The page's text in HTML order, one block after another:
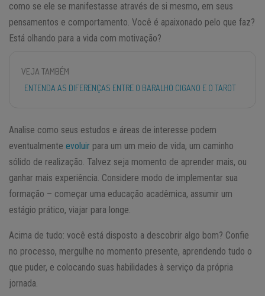
como se ele se manifestasse através de si mesmo, em seus
pensamentos e comportamento. Você é apaixonado pelo que faz?
Está olhando para a vida com motivação?
VEJA TAMBÉM
ENTENDA AS DIFERENÇAS ENTRE O BARALHO CIGANO E O TAROT
Analise como seus estudos e áreas de interesse podem
eventualmente evoluir para um um meio de vida, um caminho
sólido de realização. Talvez seja momento de aprender mais, ou
ganhar mais experiência. Considere modo de implementar sua
formação – começar uma educação acadêmica, assumir um
estágio prático, viajar para longe.
Acima de tudo: você está disposto a descobrir algo bom? Confie
no processo, mergulhe no momento presente, aprendendo tudo o
que puder, e colocando suas habilidades à serviço da própria
jornada.